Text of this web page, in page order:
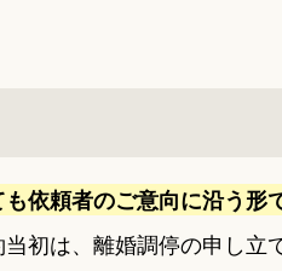
依頼者のご意向に沿う形
初は、離婚調停の申し立